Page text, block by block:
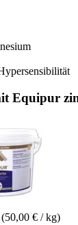
Equipur
(50,00 € / kg)